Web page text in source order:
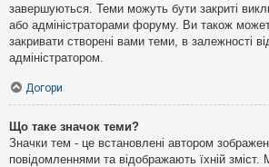
завершуються. Теми можуть бути закриті
або адміністраторами форуму. Ви також
закривати створені вами теми, в залежності
адміністратором.
Догори
Що таке значок теми?
Значки тем - це встановлені автором
повідомленнями та відображають їхній зміст.